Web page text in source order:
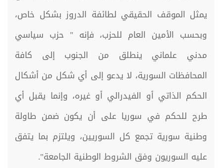
يمثل الموقف الحقيقي لطائفة الدروز بشكل خاص،
وبحسب الأمين العام للحزب، فإنه " حزب سياسي
مدني علماني ينطلق من الجنوب إلى كافة
المحافظات السورية، لا يدعو إلى أي شكل من أشكال
الحكم الذاتي أو الفيدرالي أو غيره، وإنما يقبل أي
طرح للحكم في سوريا على أن يكون ضمن طاولة
وطنية سورية تجمع كل السوريين، ويلتزم بما يتفق
عليه السوريون وفق الشروط الوطنية الجامعة".